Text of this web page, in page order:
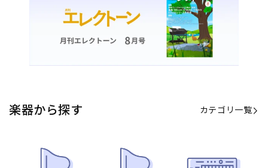
楽器から探す カテゴリ一覧